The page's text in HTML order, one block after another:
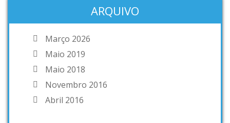
ARQUIVO
Março 2026
Maio 2019
Maio 2018
Novembro 2016
Abril 2016